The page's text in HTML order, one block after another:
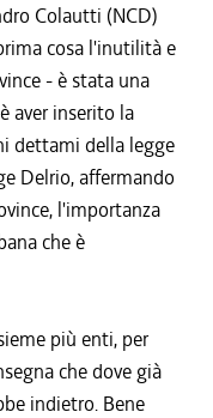
Colautti (NCD)
cosa l'inutilità e
- è stata una
aver inserito la
dettami della legge
Delrio, affermando
l'importanza
che è
più enti, per
che dove già
indietro. Bene